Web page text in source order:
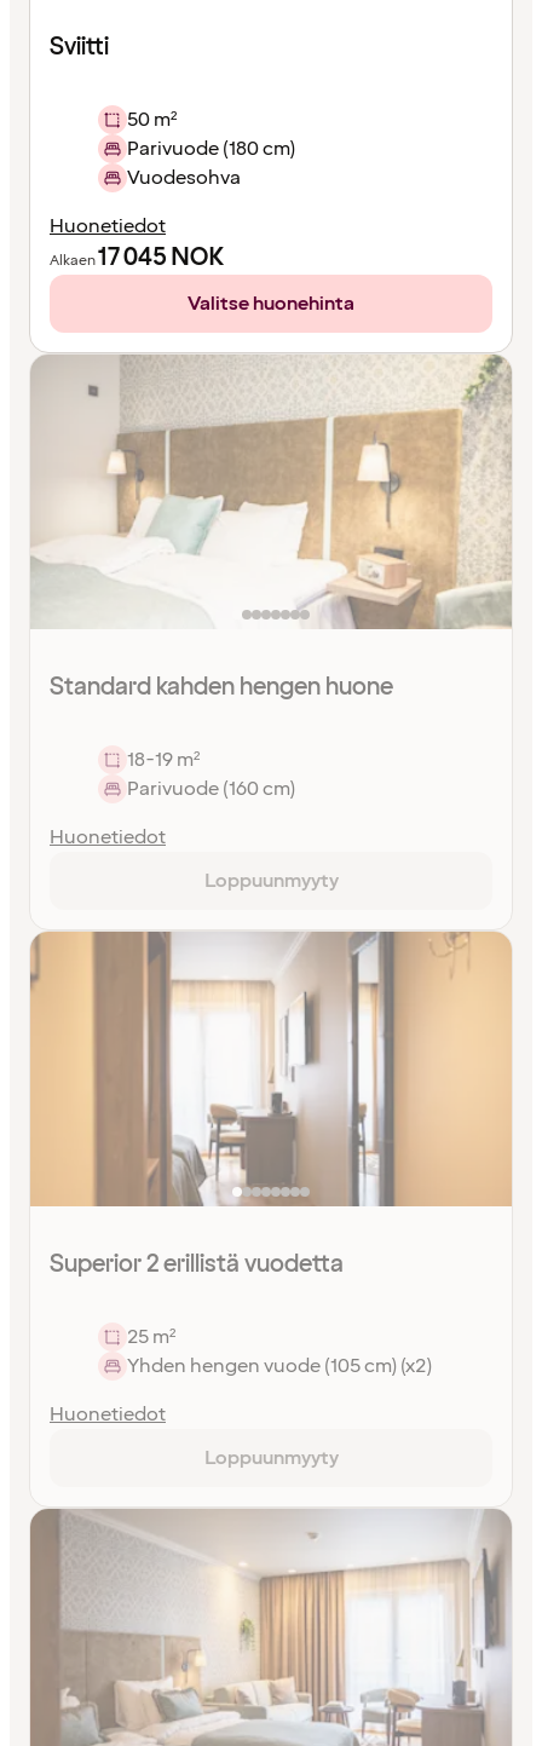
Sviitti
50 m²
Parivuode (180 cm)
Vuodesohva
Huonetiedot
Alkaen17 045NOK
Valitse huonehinta
Standard kahden hengen huone
18-19 m²
Parivuode (160 cm)
Huonetiedot
Loppuunmyyty
Superior 2 erillistä vuodetta
25 m²
Yhden hengen vuode (105 cm) (x2)
Huonetiedot
Loppuunmyyty